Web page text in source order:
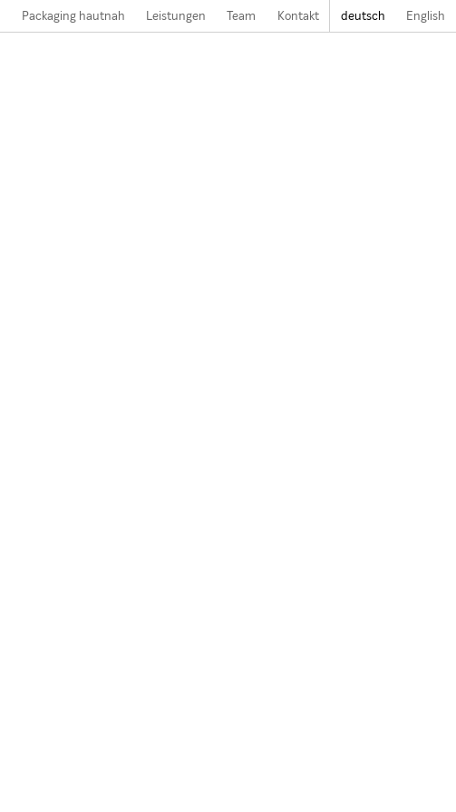
Packaging hautnah Leistungen Team Kontakt deutsch English